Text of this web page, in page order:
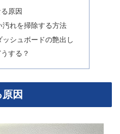
原因
汚れを掃除する方法
シュボードの艶出し
する？
因